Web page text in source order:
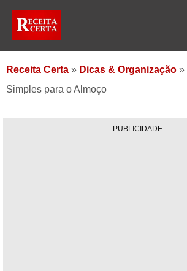
Receita Certa » Dicas & Organização »
Simples para o Almoço
PUBLICIDADE